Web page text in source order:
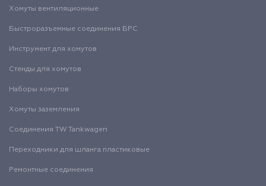
Хомуты вентиляционные
Быстроразъемные соединения БРС
Инструмент для хомутов
Стенды для хомутов
Наборы хомутов
Хомуты заземления
Соединения TW Tankwagen
Переходники для шланга пластиковые
Ремонтные соединения